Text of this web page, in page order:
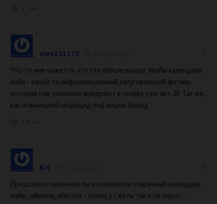
7
alex151170
Что-то мне кажется, что эти пляски вокруг якобы календаря
майя – какой-то информационный запугивающий фетиш,
который нам усиленно внедряют в голову уже лет 20. Так же,
как и нынешний инфоцид под видом Ковид
19
KH
Продолжал заканчиваться и начинаться мрачный календарь
майя , ийюння, ийюлля – конец у Светы так и не нарос ….